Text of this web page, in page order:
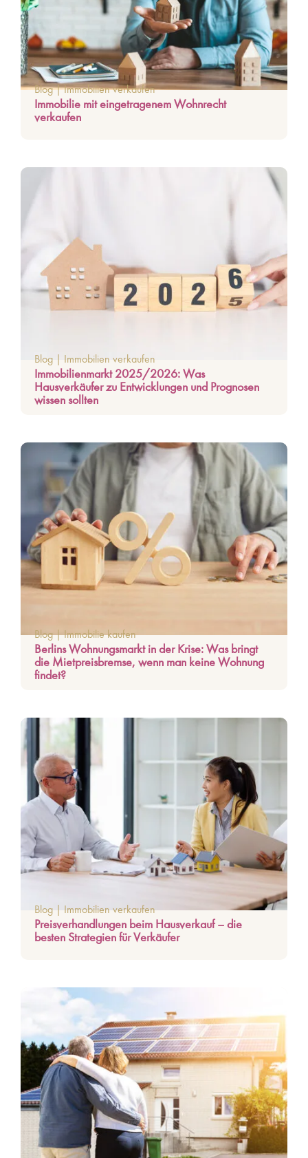
Blog| Immobilien verkaufen
Immobilie mit eingetragenem Wohnrecht
verkaufen
Blog Immobilien verkaufen
Immobilienmarkt 2025/2026: Was
Hausverkäufer zu Entwicklungen und Prognosen
wissen sollten
Blog| Immobilie kaufen
Berlins Wohnungsmarkt in der Krise: Was bringt
die Mietpreisbremse, wenn man keine Wohnung
findet?
Blog Immobilien verkaufen
Preisverhandlungen beim Hausverkauf – die
besten Strategien für Verkäufer